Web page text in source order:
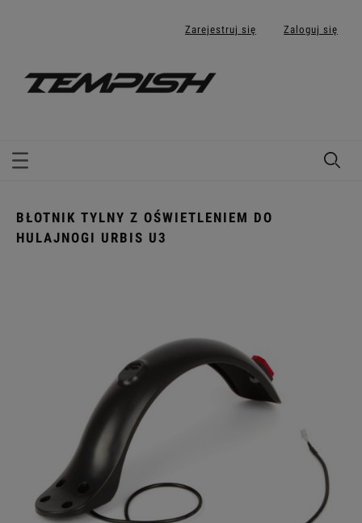
Zarejestruj się Zaloguj się
BŁOTNIK TYLNY Z OŚWIETLENIEM DO
HULAJNOGI URBIS U3